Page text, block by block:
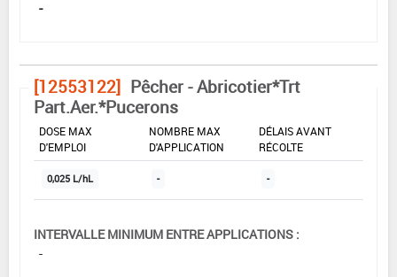
-
[12553122] Pêcher - Abricotier*Trt
Part.Aer.*Pucerons
DOSE MAX
D'EMPLOI
NOMBRE MAX
D'APPLICATION
DÉLAIS AVANT
RÉCOLTE
0,025 L/hL - -
INTERVALLE MINIMUM ENTRE APPLICATIONS :
-